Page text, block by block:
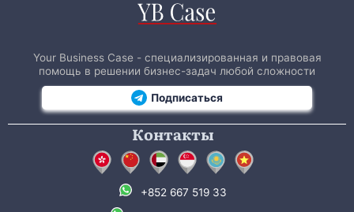
Your Business Case - специализированная и правовая
помощь в решении бизнес-задач любой сложности
Подписаться
Контакты
+852 667 519 33